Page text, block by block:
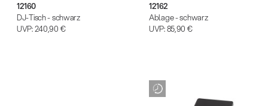
12160
DJ-Tisch - schwarz
UVP:240,90 €
12162
Ablage - schwarz
UVP:85,90 €